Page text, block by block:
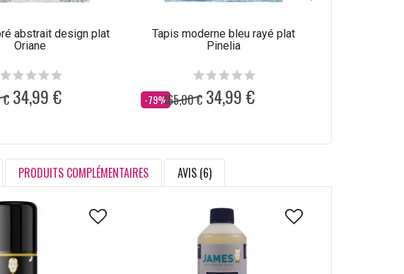
abstrait design plat
Oriane
€ 34,99 €
Tapis moderne bleu rayé plat
Pinelia
-79%
Dès 165,00 € 34,99 €
PRODUITS COMPLÉMENTAIRES AVIS (6)